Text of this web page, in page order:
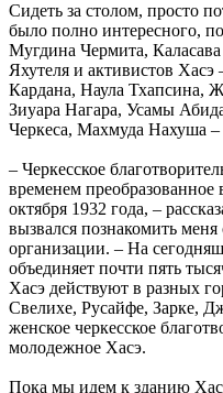
Сидеть за столом, просто
было полно интересного,
Мугдина Чермита,
Яхутеля и активистов
Кардана, Наула Тхапсина,
Зиуара Нагара, Усамы
Черкеса, Махмуда Нахуша
– Черкесское
временем
октября 1932 года, –
вызвался познакомить
организации. – На
объединяет почти пять
Хасэ действуют в разных
Свелихе, Русайфе, Зарке,
женское черкесское
молодежное Хасэ.
Пока мы идем к зданию